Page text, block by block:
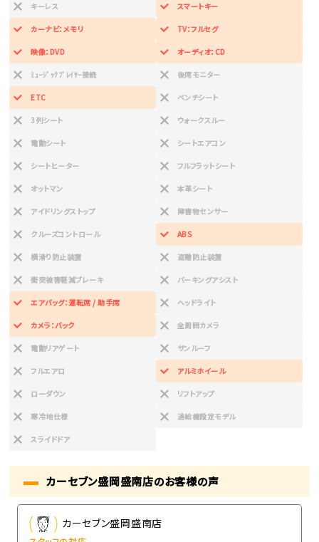
キーレス スマートキー
カーナビ：メモリ TV：フルセグ
映像：DVD オーディオ：CD
ﾐｭｰｼﾞｯｸﾌﾟﾚｲﾔｰ接続 後席モニター
ETC ベンチシート
3列シート ウォークスルー
電動シート シートエアコン
シートヒーター フルフラットシート
オットマン 本革シート
アイドリングストップ 障害物センサー
クルーズコントロール ABS
横滑り防止装置 盗難防止装置
衝突被害軽減ブレーキ パーキングアシスト
エアバッグ：運転席 / 助手席 ヘッドライト
カメラ：バック 全周囲カメラ
電動リアゲート サンルーフ
フルエアロ アルミホイール
ローダウン リフトアップ
寒冷地仕様 過給機設定モデル
スライドドア
カーセブン盛岡盛南店のお客様の声
カーセブン盛岡盛南店